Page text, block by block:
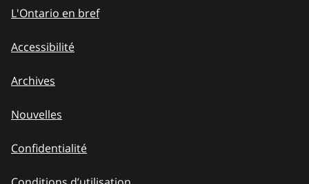
L'Ontario en bref
Accessibilité
Archives
Nouvelles
Confidentialité